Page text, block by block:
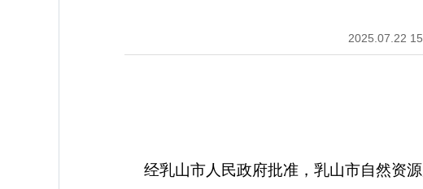
2025.07.22
经乳山市人民政府批准，乳山市自然资